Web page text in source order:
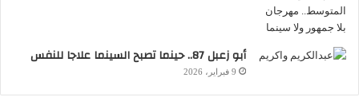
أبو زعبل 87.. حينما تصبح السينما علاجا للنفس
9 فبراير، 2026